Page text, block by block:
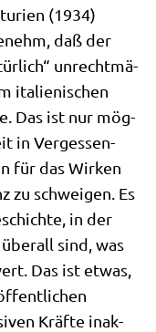
(1934)
daß der
unrecht­mä­
ita­lie­ni­schen
Das ist nur mög­
in Ver­ges­sen­
für das Wir­ken
zu schwei­gen. Es
in der
sind, was
Das ist etwas,
Kräf­te inak­